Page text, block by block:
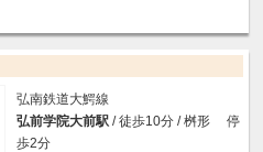
弘南鉄道大鰐線
弘前学院大前駅 / 徒歩10分 / 桝形 停
歩2分